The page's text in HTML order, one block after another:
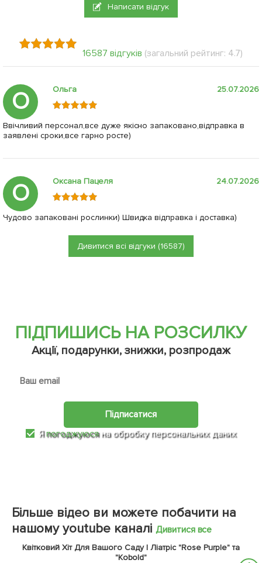
Написати відгук
16587 відгуків (загальний рейтинг: 4.7)
О Ольга 25.07.2026
Ввічливий персонал,все дуже якісно запаковано,відправка в
заявлені сроки,все гарно росте)
О Оксана Пацеля 24.07.2026
Чудово запаковані рослинки) Швидка відправка і доставка)
Дивитися всі відгуки (16587)
ПІДПИШИСЬ НА РОЗСИЛКУ
Акції, подарунки, знижки, розпродаж
Підписатися
Япогоджуюся на обробку персональних даних
Більше відео ви можете побачити на
нашому youtube каналі Дивитися все
Квітковий Хіт Для Вашого Саду | Ліатріс "Rose Purple" та
"Kobold"